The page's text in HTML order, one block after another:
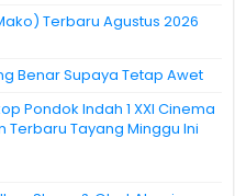
Terbaru Agustus 2026
Benar Supaya Tetap Awet
Pondok Indah 1 XXI Cinema
Terbaru Tayang Minggu Ini